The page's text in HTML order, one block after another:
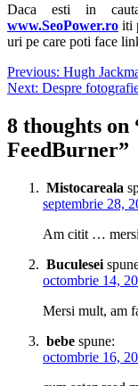
Daca esti in
www.SeoPower.ro iti
uri pe care poti face
Navigare
în
articole
Previous: Hugh
Next: Despre
8 thoughts on
FeedBurner”
Mistocareala
septembrie 28,
Am citit …
Buculesei
octombrie 14,
Mersi mult, am
bebe spune:
octombrie 16,